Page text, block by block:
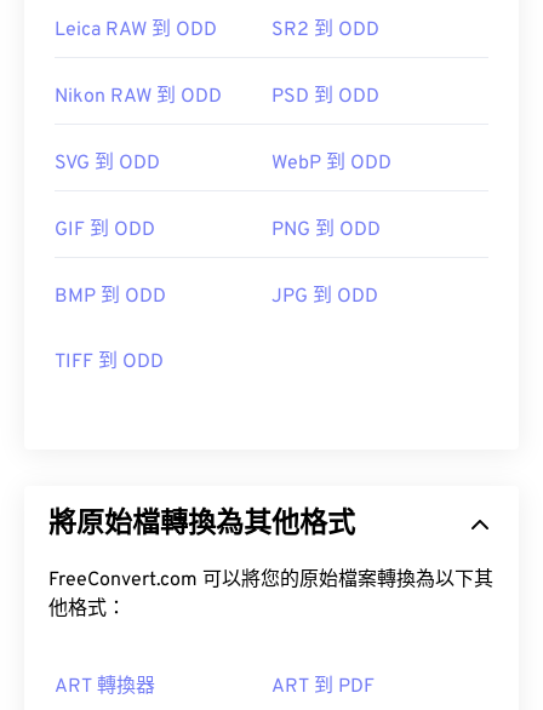
Leica RAW 到 ODD SR2 到 ODD
Nikon RAW 到 ODD PSD 到 ODD
SVG 到 ODD WebP 到 ODD
GIF 到 ODD PNG 到 ODD
BMP 到 ODD JPG 到 ODD
TIFF 到 ODD
將原始檔轉換為其他格式
FreeConvert.com 可以將您的原始檔案轉換為以下其
他格式：
ART 轉換器 ART 到 PDF